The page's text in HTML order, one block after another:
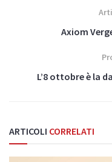
Axiom
L’8 ottobre è la
ARTICOLI CORRELATI